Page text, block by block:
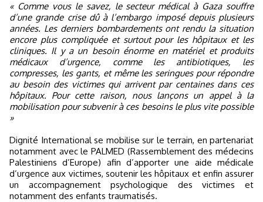
« Comme vous le savez, le secteur médical à Gaza souffre
d’une grande crise dû à l’embargo imposé depuis plusieurs
années. Les derniers bombardements ont rendu la situation
encore plus compliquée et surtout pour les hôpitaux et les
cliniques. Il y a un besoin énorme en matériel et produits
médicaux d’urgence, comme les antibiotiques, les
compresses, les gants, et même les seringues pour répondre
au besoin des victimes qui arrivent par centaines dans ces
hôpitaux. Pour cette raison, nous lançons un appel à la
mobilisation pour subvenir à ces besoins le plus vite possible
»
Dignité International se mobilise sur le terrain, en partenariat
notamment avec le PALMED (Rassemblement des médecins
Palestiniens d’Europe) afin d’apporter une aide médicale
d’urgence aux victimes, soutenir les hôpitaux et enfin assurer
un accompagnement psychologique des victimes et
notamment des enfants traumatisés.